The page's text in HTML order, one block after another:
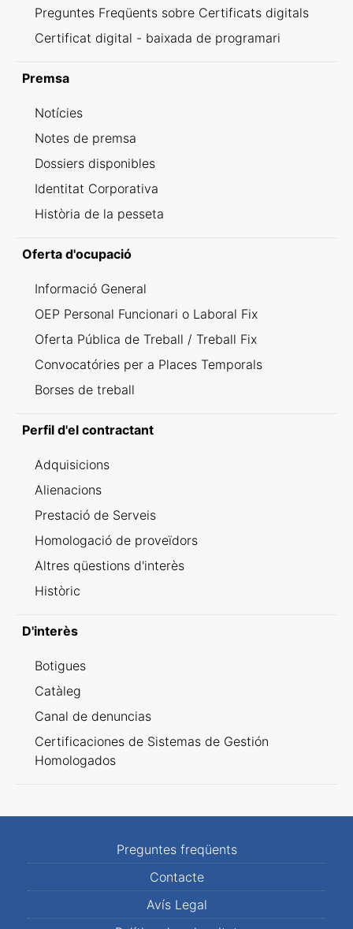
Preguntes Freqüents sobre Certificats digitals
Certificat digital - baixada de programari
Premsa
Notícies
Notes de premsa
Dossiers disponibles
Identitat Corporativa
Història de la pesseta
Oferta d'ocupació
Informació General
OEP Personal Funcionari o Laboral Fix
Oferta Pública de Treball / Treball Fix
Convocatóries per a Places Temporals
Borses de treball
Perfil d'el contractant
Adquisicions
Alienacions
Prestació de Serveis
Homologació de proveïdors
Altres qüestions d'interès
Històric
D'interès
Botigues
Catàleg
Canal de denuncias
Certificaciones de Sistemas de Gestión
Homologados
Preguntes freqüents
Contacte
Avís Legal